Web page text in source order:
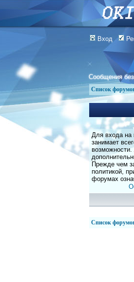
Вход
Сообщения
Список
Для входа на
занимает
Прежде чем
политикой,
форумах
Список